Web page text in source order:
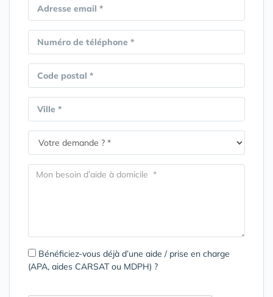
Adresse email *
Numéro de téléphone *
Code postal *
Ville *
Bénéficiez-vous déjà d’une aide / prise en charge
(APA, aides CARSAT ou MDPH) ?